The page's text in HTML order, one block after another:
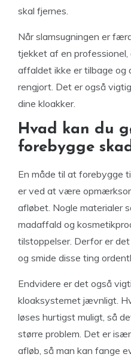
skal fjernes.
Når slamsugningen er
tjekket af en
affaldet ikke er tilbage
rengjort. Det er også
​​dine kloakker.
Hvad kan du
forebygge
En måde til at forebygge
er ved at være
afløbet. Nogle materialer
madaffald og
tilstoppelser. Derfor er
og smide disse ting
Endvidere er det også
kloaksystemet jævnligt.
løses hurtigst muligt, så
større problem. Det er
afløb, så man kan fange